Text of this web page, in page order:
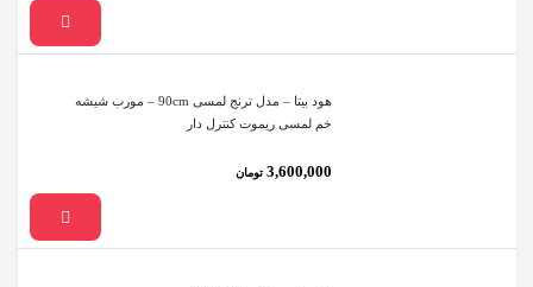
هود بیتا – مدل ترنج لمسی 90cm – مورب شیشه
خم لمسی ریموت کنترل دار
3,600,000 تومان